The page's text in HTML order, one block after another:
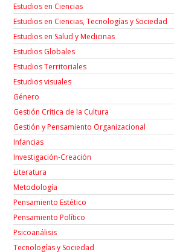
Estudios en Ciencias
Estudios en Ciencias, Tecnologías y Sociedad
Estudios en Salud y Medicinas
Estudios Globales
Estudios Territoriales
Estudios visuales
Género
Gestión Crítica de la Cultura
Gestión y Pensamiento Organizacional
Infancias
Investigación-Creación
Łiteratura
Metodología
Pensamiento Estético
Pensamiento Político
Psicoanálisis
Tecnologías y Sociedad